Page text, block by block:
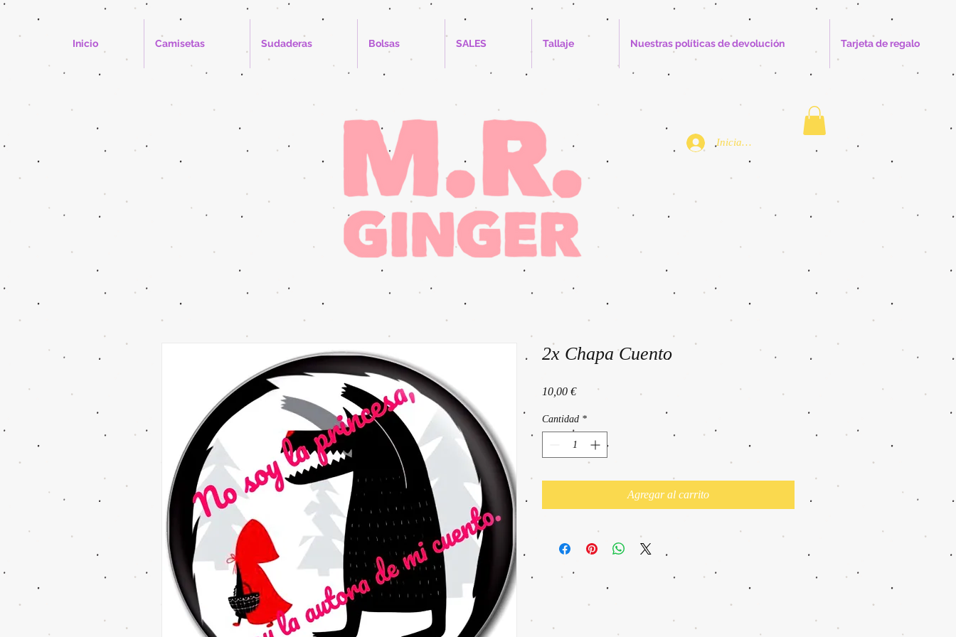
Inicio Camisetas Sudaderas Bolsas SALES Tallaje Nuestras políticas de devolución Tarjeta de regalo
Iniciar sesión
2x Chapa Cuento
10,00 €Precio
Cantidad *
Agregar al carrito